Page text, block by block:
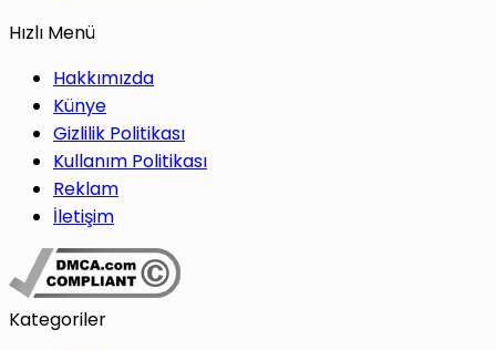
Hızlı Menü
Hakkımızda
Künye
Gizlilik Politikası
Kullanım Politikası
Reklam
İletişim
Kategoriler